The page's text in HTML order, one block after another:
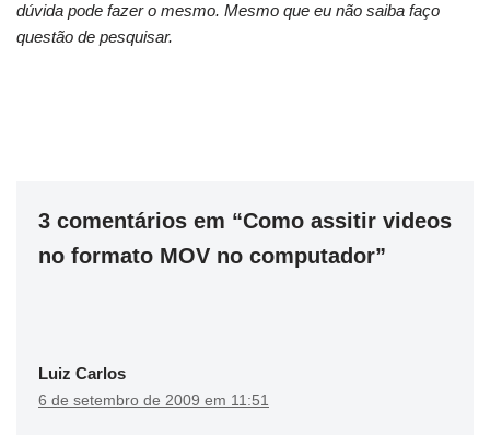
dúvida pode fazer o mesmo. Mesmo que eu não saiba faço
questão de pesquisar.
3 comentários em “Como assitir videos
no formato MOV no computador”
Luiz Carlos
6 de setembro de 2009 em 11:51